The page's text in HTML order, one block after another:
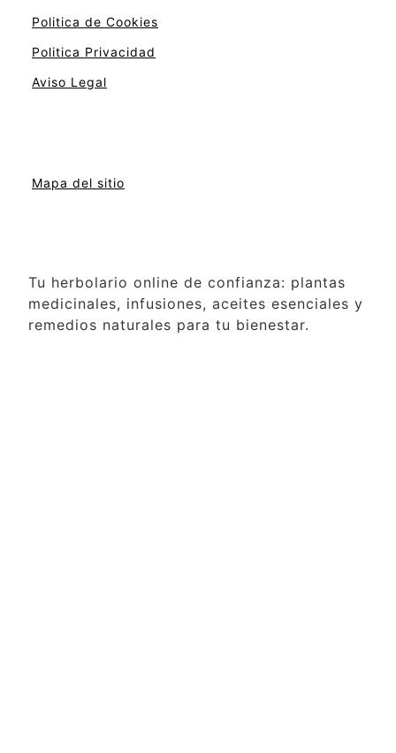
Politica de Cookies
Politica Privacidad
Aviso Legal
Mapa del sitio
Tu herbolario online de confianza: plantas
medicinales, infusiones, aceites esenciales y
remedios naturales para tu bienestar.